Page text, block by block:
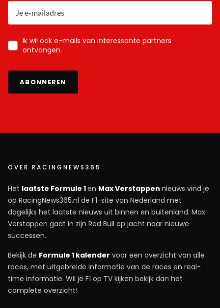
Ik wil ook e-mails van interessante partners
ontvangen.
ABONNEREN
OVER RACINGNEWS365
Het laatste Formule 1en Max Verstappen nieuws vind je
op RacingNews365.nl de F1-site van Nederland met
dagelijks het laatste nieuws uit binnen en buitenland. Max
Verstappen gaat in zijn Red Bull op jacht naar nieuwe
successen.
Bekijk de Formule 1 kalender voor een overzicht van alle
races, met uitgebreide informatie van de races en real-
time informatie. Wil je F1 op TV kijken bekijk dan het
complete overzicht!